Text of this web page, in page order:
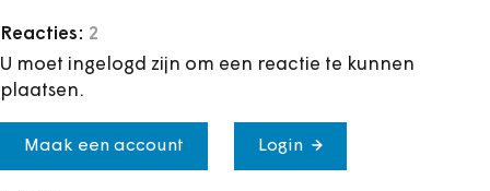
Reacties: 2
U moet ingelogd zijn om een reactie te kunnen
plaatsen.
Maak een account Login